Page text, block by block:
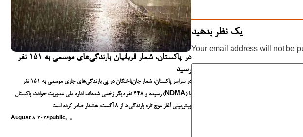
در پاکستان، شمار قربانیان بارندگی‌های موسمی به ۱۵۱ نفر
رسید
در سراسر پاکستان، شمار جان‌باختگان در پی بارندگی‌های جاری موسمی به ۱۵۱ نفر
رسیده و ۴۴۸ نفر دیگر زخمی شده‌اند. اداره ملی مدیریت حوادث پاکستان (NDMA) با
پیش‌بینی آغاز موج تازه بارندگی‌ها از ۸ آگست، هشدار صادر کرده است
August 8, 2026 public, ,,
یک نظر بدهید
Your email address will not be